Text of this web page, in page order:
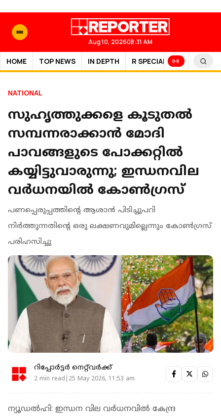
Aug 10, 202608:31 AM
HOME TOP NEWS IN DEPTH R SPECIAL SPORTS
NATIONAL
സുഹൃത്തുക്കളെ കൂടുതൽ
സമ്പന്നരാക്കാൻ മോദി
പാവങ്ങളുടെ പോക്കറ്റിൽ
കയ്യിട്ടുവാരുന്നു; ഇന്ധനവില
വർധനയിൽ കോൺഗ്രസ്
പണപ്പെരുപ്പത്തിന്റെ ആശാൻ പിടിച്ചുപറി
നിര്‍ത്തുന്നതിന്റെ ഒരു ലക്ഷണവുമില്ലെന്നും കോൺഗ്രസ്
പരിഹസിച്ചു
റിപ്പോർട്ടർ നെറ്റ്‌വര്‍ക്ക്‌
2 min read|25 May 2026, 11:53 am
ന്യൂഡല്‍ഹി: ഇന്ധന വില വര്‍ധനവില്‍ കേന്ദ്ര